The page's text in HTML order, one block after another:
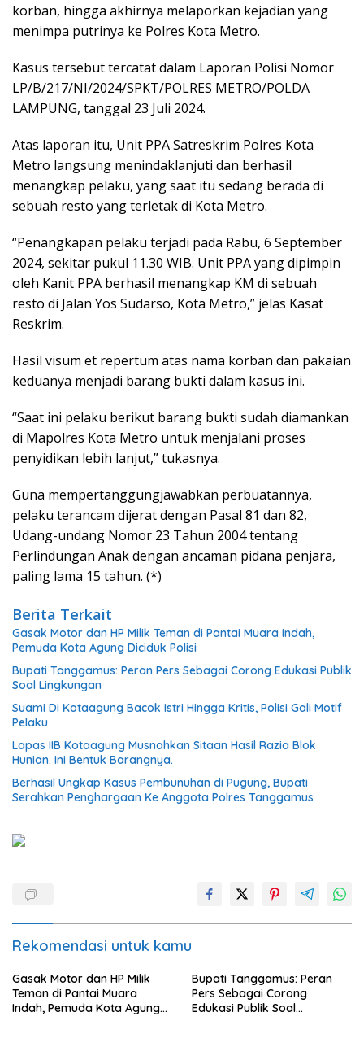
korban, hingga akhirnya melaporkan kejadian yang
menimpa putrinya ke Polres Kota Metro.
Kasus tersebut tercatat dalam Laporan Polisi Nomor
LP/B/217/NI/2024/SPKT/POLRES METRO/POLDA
LAMPUNG, tanggal 23 Juli 2024.
Atas laporan itu, Unit PPA Satreskrim Polres Kota
Metro langsung menindaklanjuti dan berhasil
menangkap pelaku, yang saat itu sedang berada di
sebuah resto yang terletak di Kota Metro.
“Penangkapan pelaku terjadi pada Rabu, 6 September
2024, sekitar pukul 11.30 WIB. Unit PPA yang dipimpin
oleh Kanit PPA berhasil menangkap KM di sebuah
resto di Jalan Yos Sudarso, Kota Metro,” jelas Kasat
Reskrim.
Hasil visum et repertum atas nama korban dan pakaian
keduanya menjadi barang bukti dalam kasus ini.
“Saat ini pelaku berikut barang bukti sudah diamankan
di Mapolres Kota Metro untuk menjalani proses
penyidikan lebih lanjut,” tukasnya.
Guna mempertanggungjawabkan perbuatannya,
pelaku terancam dijerat dengan Pasal 81 dan 82,
Udang-undang Nomor 23 Tahun 2004 tentang
Perlindungan Anak dengan ancaman pidana penjara,
paling lama 15 tahun. (*)
Berita Terkait
Gasak Motor dan HP Milik Teman di Pantai Muara Indah,
Pemuda Kota Agung Diciduk Polisi
Bupati Tanggamus: Peran Pers Sebagai Corong Edukasi Publik
Soal Lingkungan
Suami Di Kotaagung Bacok Istri Hingga Kritis, Polisi Gali Motif
Pelaku
Lapas IIB Kotaagung Musnahkan Sitaan Hasil Razia Blok
Hunian. Ini Bentuk Barangnya.
Berhasil Ungkap Kasus Pembunuhan di Pugung, Bupati
Serahkan Penghargaan Ke Anggota Polres Tanggamus
Rekomendasi untuk kamu
Gasak Motor dan HP Milik
Teman di Pantai Muara
Indah, Pemuda Kota Agung
Bupati Tanggamus: Peran
Pers Sebagai Corong
Edukasi Publik Soal